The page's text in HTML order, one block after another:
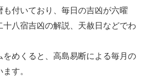
も付いており、毎日の吉凶が六曜
八宿吉凶の解説、天赦日などでわ
めくると、高島易断による毎月の
す。